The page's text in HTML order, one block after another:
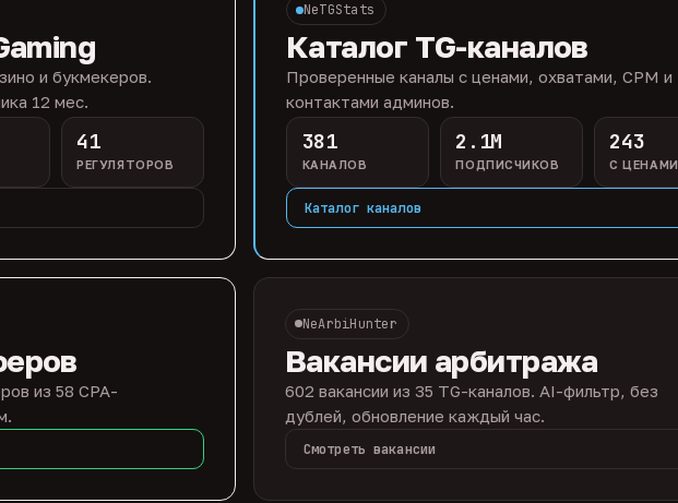
и букмекеров.
12 мес.
41
РЕГУЛЯТОРОВ
NeTGStats
Каталог TG-каналов
Проверенные каналы с ценами, охватами, CPM и
контактами админов.
381
КАНАЛОВ
2.1M
ПОДПИСЧИКОВ
243
С ЦЕНАМИ
Каталог каналов
из 58 CPA-
NeArbiHunter
Вакансии арбитража
602 вакансии из 35 TG-каналов. AI-фильтр, без
дублей, обновление каждый час.
Смотреть вакансии